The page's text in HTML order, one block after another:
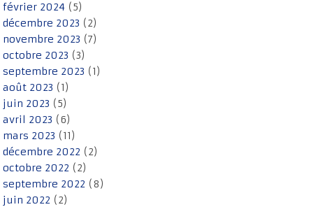
février 2024 (5)
décembre 2023 (2)
novembre 2023 (7)
octobre 2023 (3)
septembre 2023 (1)
août 2023 (1)
juin 2023 (5)
avril 2023 (6)
mars 2023 (11)
décembre 2022 (2)
octobre 2022 (2)
septembre 2022 (8)
juin 2022 (2)